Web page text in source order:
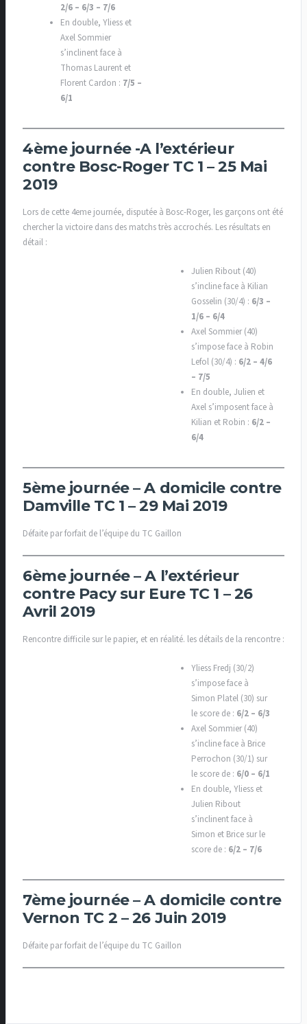
2/6 – 6/3 – 7/6
En double, Yliess et
Axel Sommier
s’inclinent face à
Thomas Laurent et
Florent Cardon : 7/5 –
6/1
4ème journée -A l’extérieur
contre Bosc-Roger TC 1 – 25 Mai
2019
Lors de cette 4eme journée, disputée à Bosc-Roger, les garçons ont été
chercher la victoire dans des matchs très accrochés. Les résultats en
détail :
Julien Ribout (40)
s’incline face à Kilian
Gosselin (30/4) : 6/3 –
1/6 – 6/4
Axel Sommier (40)
s’impose face à Robin
Lefol (30/4) : 6/2 – 4/6
– 7/5
En double, Julien et
Axel s’imposent face à
Kilian et Robin : 6/2 –
6/4
5ème journée – A domicile contre
Damville TC 1 – 29 Mai 2019
Défaite par forfait de l’équipe du TC Gaillon
6ème journée – A l’extérieur
contre Pacy sur Eure TC 1 – 26
Avril 2019
Rencontre difficile sur le papier, et en réalité. les détails de la rencontre :
Yliess Fredj (30/2)
s’impose face à
Simon Platel (30) sur
le score de : 6/2 – 6/3
Axel Sommier (40)
s’incline face à Brice
Perrochon (30/1) sur
le score de : 6/0 – 6/1
En double, Yliess et
Julien Ribout
s’inclinent face à
Simon et Brice sur le
score de : 6/2 – 7/6
7ème journée – A domicile contre
Vernon TC 2 – 26 Juin 2019
Défaite par forfait de l’équipe du TC Gaillon